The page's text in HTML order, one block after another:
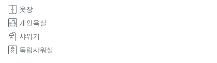
옷장
개인욕실
샤워기
독립샤워실